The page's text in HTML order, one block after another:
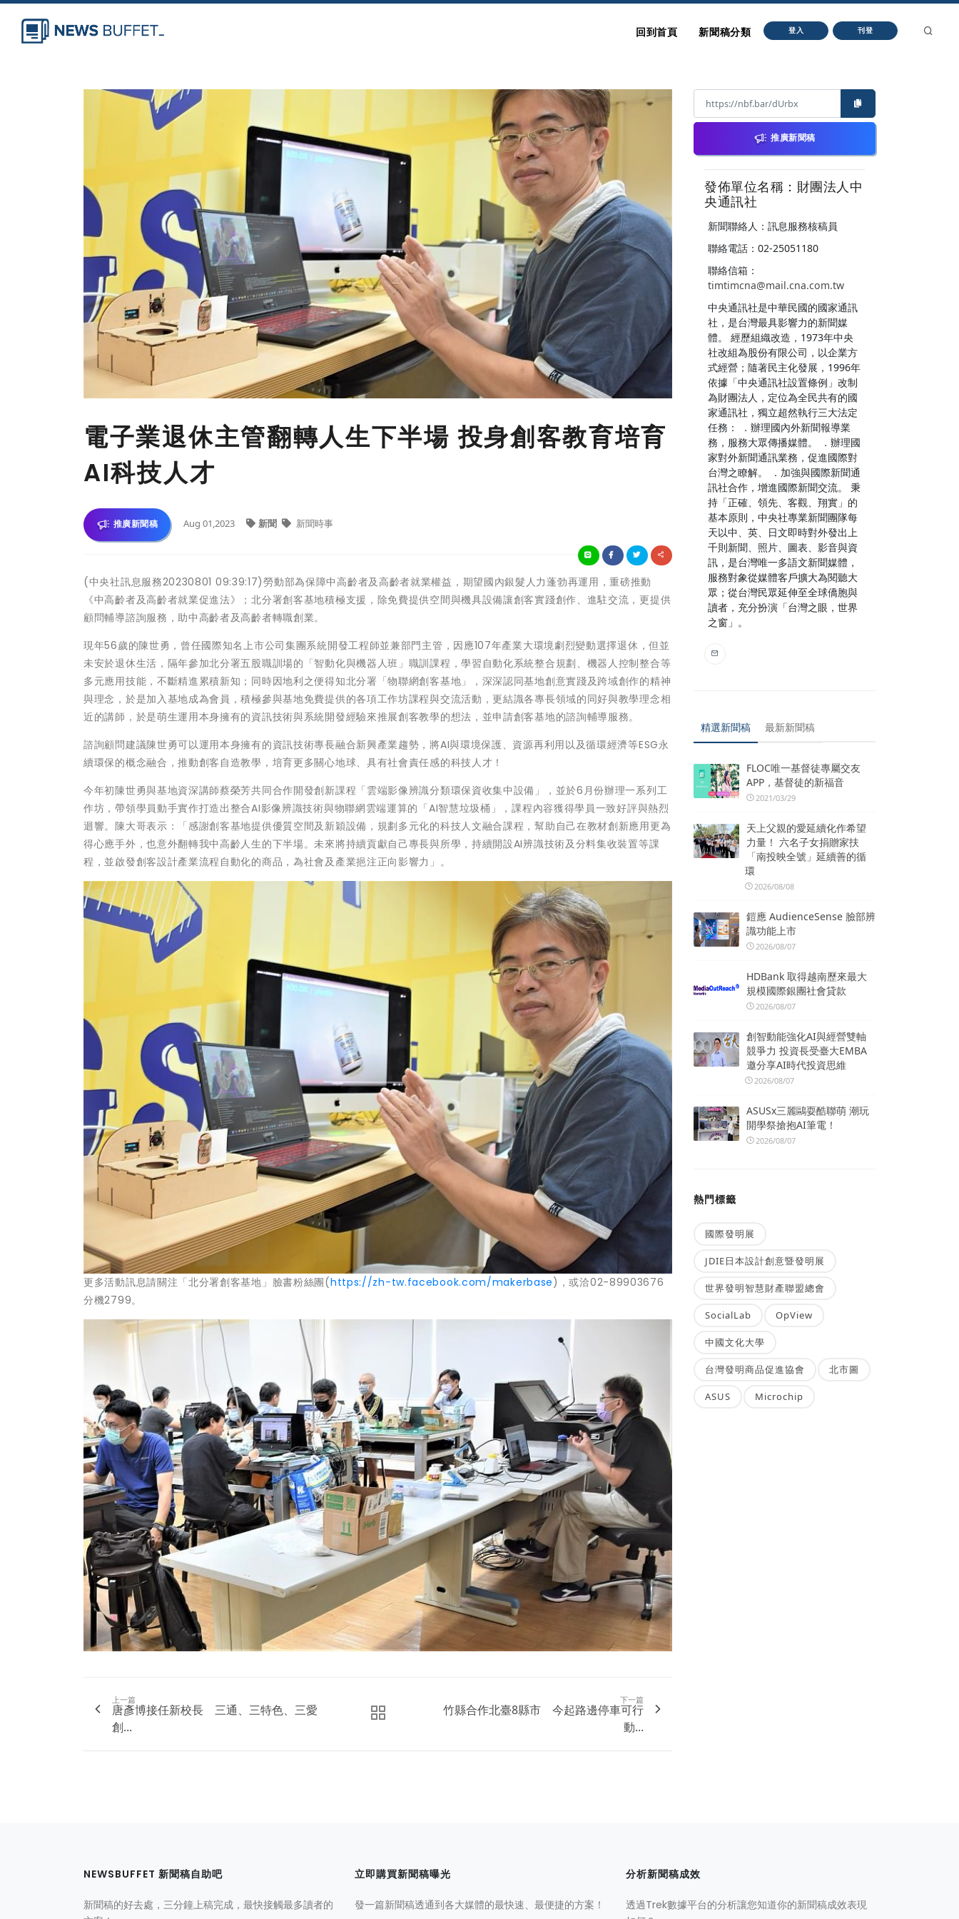
回到首頁 新聞稿分類 登入 刊登
電子業退休主管翻轉人生下半場 投身創客教育培育
AI科技人才
推廣新聞稿 Aug 01,2023 新聞 新聞時事
(中央社訊息服務20230801 09:39:17)勞動部為保障中高齡者及高齡者就業權益，期望國內銀髮人力蓬勃再運用，重磅推動
《中高齡者及高齡者就業促進法》；北分署創客基地積極支援，除免費提供空間與機具設備讓創客實踐創作、進駐交流，更提供
顧問輔導諮詢服務，助中高齡者及高齡者轉職創業。
現年56歲的陳世勇，曾任國際知名上市公司集團系統開發工程師並兼部門主管，因應107年產業大環境劇烈變動選擇退休，但並
未安於退休生活，隔年參加北分署五股職訓場的「智動化與機器人班」職訓課程，學習自動化系統整合規劃、機器人控制整合等
多元應用技能，不斷精進累積新知；同時因地利之便得知北分署「物聯網創客基地」，深深認同基地創意實踐及跨域創作的精神
與理念，於是加入基地成為會員，積極參與基地免費提供的各項工作坊課程與交流活動，更結識各專長領域的同好與教學理念相
近的講師，於是萌生運用本身擁有的資訊技術與系統開發經驗來推展創客教學的想法，並申請創客基地的諮詢輔導服務。
諮詢顧問建議陳世勇可以運用本身擁有的資訊技術專長融合新興產業趨勢，將AI與環境保護、資源再利用以及循環經濟等ESG永
續環保的概念融合，推動創客自造教學，培育更多關心地球、具有社會責任感的科技人才！
今年初陳世勇與基地資深講師蔡榮芳共同合作開發創新課程「雲端影像辨識分類環保資收集中設備」，並於6月份辦理一系列工
作坊，帶領學員動手實作打造出整合AI影像辨識技術與物聯網雲端運算的「AI智慧垃圾桶」，課程內容獲得學員一致好評與熱烈
迴響。陳大哥表示：「感謝創客基地提供優質空間及新穎設備，規劃多元化的科技人文融合課程，幫助自己在教材創新應用更為
得心應手外，也意外翻轉我中高齡人生的下半場。未來將持續貢獻自己專長與所學，持續開設AI辨識技術及分料集收裝置等課
程，並啟發創客設計產業流程自動化的商品，為社會及產業挹注正向影響力」。
更多活動訊息請關注「北分署創客基地」臉書粉絲團(https://zh-tw.facebook.com/makerbase)，或洽02-89903676
分機2799。
上一篇
唐彥博接任新校長 三通、三特色、三愛
創...
下一篇
竹縣合作北臺8縣市 今起路邊停車可行
動...
推廣新聞稿
發佈單位名稱：財團法人中
央通訊社
新聞聯絡人：訊息服務核稿員
聯絡電話：02-25051180
聯絡信箱：
timtimcna@mail.cna.com.tw
中央通訊社是中華民國的國家通訊
社，是台灣最具影響力的新聞媒
體。 經歷組織改造，1973年中央
社改組為股份有限公司，以企業方
式經營；隨著民主化發展，1996年
依據「中央通訊社設置條例」改制
為財團法人，定位為全民共有的國
家通訊社，獨立超然執行三大法定
任務： ．辦理國內外新聞報導業
務，服務大眾傳播媒體。 ．辦理國
家對外新聞通訊業務，促進國際對
台灣之瞭解。 ．加強與國際新聞通
訊社合作，增進國際新聞交流。 秉
持「正確、領先、客觀、翔實」的
基本原則，中央社專業新聞團隊每
天以中、英、日文即時對外發出上
千則新聞、照片、圖表、影音與資
訊，是台灣唯一多語文新聞媒體，
服務對象從媒體客戶擴大為閱聽大
眾；從台灣民眾延伸至全球僑胞與
讀者，充分扮演「台灣之眼，世界
之窗」。
精選新聞稿 最新新聞稿
FLOC唯一基督徒專屬交友
APP，基督徒的新福音
2021/03/29
天上父親的愛延續化作希望
力量！ 六名子女捐贈家扶
「南投映全號」延續善的循
環
2026/08/08
鎧應 AudienceSense 臉部辨
識功能上市
2026/08/07
HDBank 取得越南歷來最大
規模國際銀團社會貸款
2026/08/07
創智動能強化AI與經營雙軸
競爭力 投資長受臺大EMBA
邀分享AI時代投資思維
2026/08/07
ASUSx三麗鷗耍酷聯萌 潮玩
開學祭搶抱AI筆電！
2026/08/07
熱門標籤
國際發明展
JDIE日本設計創意暨發明展
世界發明智慧財產聯盟總會
SocialLab OpView
中國文化大學
台灣發明商品促進協會 北市圖
ASUS Microchip
NEWSBUFFET 新聞稿自助吧
新聞稿的好去處，三分鐘上稿完成，最快接觸最多讀者的
立即購買新聞稿曝光
發一篇新聞稿透通到各大媒體的最快速、最便捷的方案！
分析新聞稿成效
透過Trek數據平台的分析讓您知道你的新聞稿成效表現